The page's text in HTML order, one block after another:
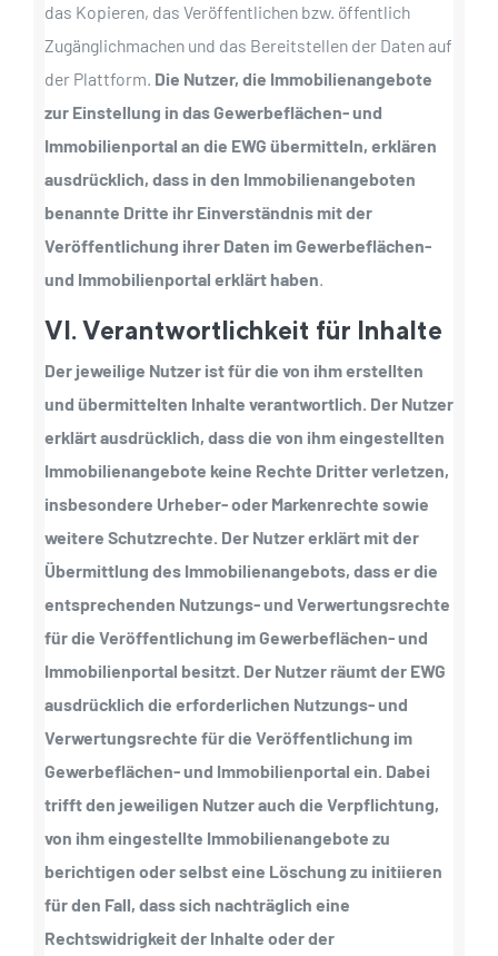
das Kopieren, das Veröffentlichen bzw. öffentlich
Zugänglichmachen und das Bereitstellen der Daten auf
der Plattform. Die Nutzer, die Immobilienangebote
zur Einstellung in das Gewerbeflächen- und
Immobilienportal an die EWG übermitteln, erklären
ausdrücklich, dass in den Immobilienangeboten
benannte Dritte ihr Einverständnis mit der
Veröffentlichung ihrer Daten im Gewerbeflächen-
und Immobilienportal erklärt haben.
VI. Verantwortlichkeit für Inhalte
Der jeweilige Nutzer ist für die von ihm erstellten
und übermittelten Inhalte verantwortlich. Der Nutzer
erklärt ausdrücklich, dass die von ihm eingestellten
Immobilienangebote keine Rechte Dritter verletzen,
insbesondere Urheber- oder Markenrechte sowie
weitere Schutzrechte. Der Nutzer erklärt mit der
Übermittlung des Immobilienangebots, dass er die
entsprechenden Nutzungs- und Verwertungsrechte
für die Veröffentlichung im Gewerbeflächen- und
Immobilienportal besitzt. Der Nutzer räumt der EWG
ausdrücklich die erforderlichen Nutzungs- und
Verwertungsrechte für die Veröffentlichung im
Gewerbeflächen- und Immobilienportal ein. Dabei
trifft den jeweiligen Nutzer auch die Verpflichtung,
von ihm eingestellte Immobilienangebote zu
berichtigen oder selbst eine Löschung zu initiieren
für den Fall, dass sich nachträglich eine
Rechtswidrigkeit der Inhalte oder der